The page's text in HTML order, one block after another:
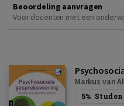
Beoordeling aanvragen
Voor docenten met een
Markus van
5%